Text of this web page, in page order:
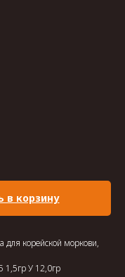
в корзину
для корейской моркови,
1,5гр У 12,0гр